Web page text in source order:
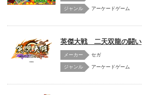
アーケードゲーム
英傑大戦 二天双龍の闘い
メーカー セガ
アーケードゲーム